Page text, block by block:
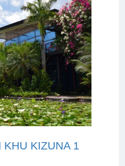
KHU KIZUNA 1